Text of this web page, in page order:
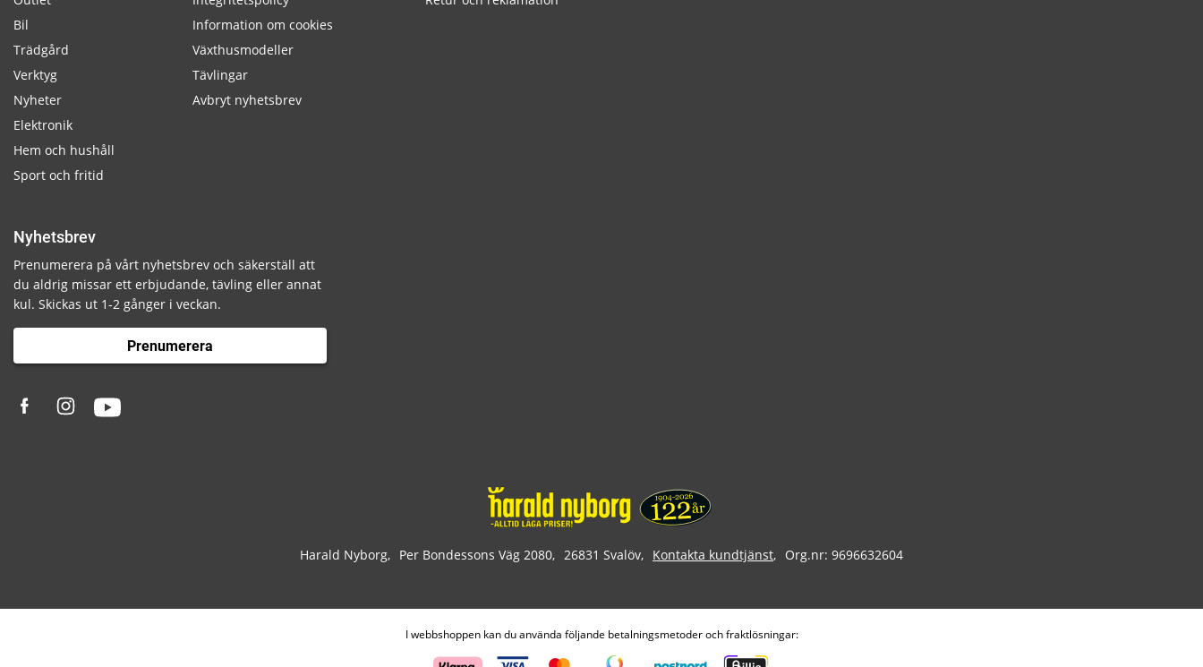
Bil
Trädgård
Verktyg
Nyheter
Elektronik
Hem och hushåll
Sport och fritid
Information om cookies
Växthusmodeller
Tävlingar
Avbryt nyhetsbrev
Nyhetsbrev
Prenumerera på vårt nyhetsbrev och säkerställ att
du aldrig missar ett erbjudande, tävling eller annat
kul. Skickas ut 1-2 gånger i veckan.
Prenumerera
Harald Nyborg Per Bondessons Väg 2080 26831 Svalöv Kontakta kundtjänst Org.nr: 9696632604
I webbshoppen kan du använda följande betalningsmetoder och fraktlösningar: